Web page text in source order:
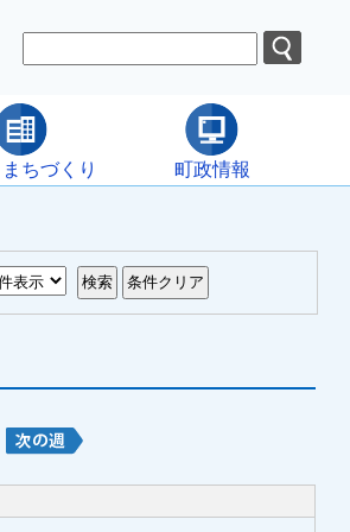
ちづくり 町政情報